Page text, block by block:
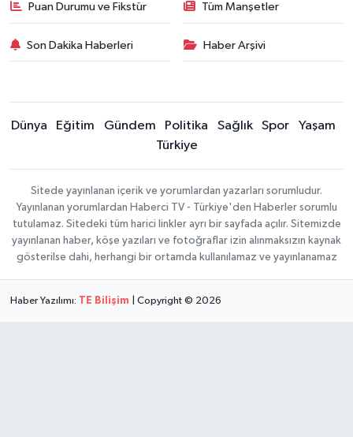
Puan Durumu ve Fikstür Tüm Manşetler
Son Dakika Haberleri Haber Arşivi
Dünya Eğitim Gündem Politika Sağlık Spor
Yaşam
Türkiye
Sitede yayınlanan içerik ve yorumlardan yazarları sorumludur.
Yayınlanan yorumlardan Haberci TV - Türkiye'den Haberler sorumlu
tutulamaz. Sitedeki tüm harici linkler ayrı bir sayfada açılır. Sitemizde
yayınlanan haber, köşe yazıları ve fotoğraflar izin alınmaksızın kaynak
gösterilse dahi, herhangi bir ortamda kullanılamaz ve yayınlanamaz
Haber Yazılımı: TE Bilişim | Copyright © 2026